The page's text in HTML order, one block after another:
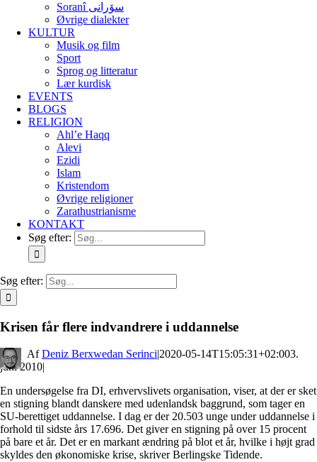
Soranî سۆرانی
Øvrige dialekter
KULTUR
Musik og film
Sport
Sprog og litteratur
Lær kurdisk
EVENTS
BLOGS
RELIGION
Ahl’e Haqq
Alevi
Ezidi
Islam
Kristendom
Øvrige religioner
Zarathustrianisme
KONTAKT
Søg efter:
Søg efter:
Krisen får flere indvandrere i uddannelse
By Deniz Berxwedan Serinci|2020-05-14T15:05:31+02:003.
juni 2010|
En undersøgelse fra DI, erhvervslivets organisation, viser, at der er sket
en stigning blandt danskere med udenlandsk baggrund, som tager en
SU-berettiget uddannelse. I dag er der 20.503 unge under uddannelse i
forhold til sidste års 17.696. Det giver en stigning på over 15 procent
på bare et år. Det er en markant ændring på blot et år, hvilke i højt grad
skyldes den økonomiske krise, skriver Berlingske Tidende.